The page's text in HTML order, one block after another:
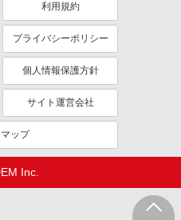
利用規約
プライバシーポリシー
個人情報保護方針
サイト運営会社
ップ
Inc.